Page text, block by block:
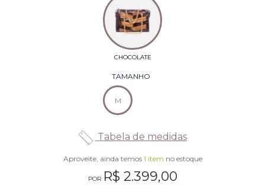
TAMANHO
M
Tabela de medidas
Aproveite, ainda temos 1 item no estoque
R$ 2.399,00